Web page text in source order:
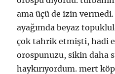
ama üçü de izin vermedi.
ayağımda beyaz
çok tahrik etmişti, hadi
orospunuzu, sikin daha
haykırıyordum. mert